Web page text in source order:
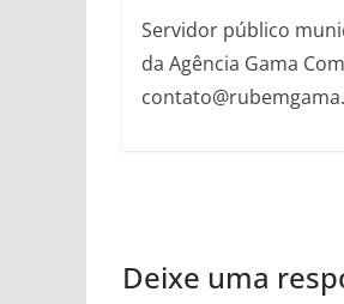
Servidor público
da Agência Gama
Deixe uma